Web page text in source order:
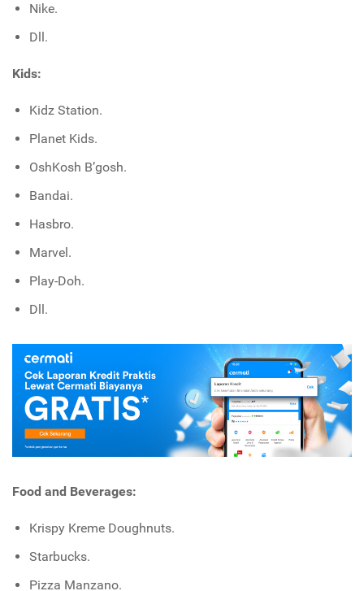
Nike.
Dll.
Kids:
Kidz Station.
Planet Kids.
OshKosh B’gosh.
Bandai.
Hasbro.
Marvel.
Play-Doh.
Dll.
Food and Beverages:
Krispy Kreme Doughnuts.
Starbucks.
Pizza Manzano.